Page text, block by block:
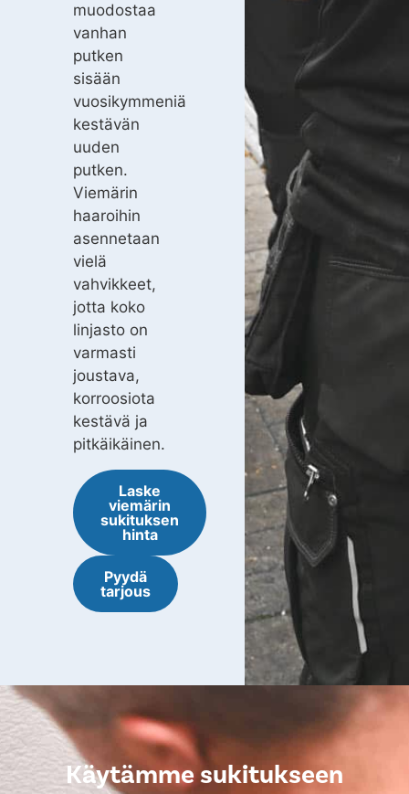
muodostaa
vanhan
putken
sisään
vuosikymmeniä
kestävän
uuden
putken.
Viemärin
haaroihin
asennetaan
vielä
vahvikkeet,
jotta koko
linjasto on
varmasti
joustava,
korroosiota
kestävä ja
pitkäikäinen.
Laske
viemärin
sukituksen
hinta
Pyydä
tarjous
Käytämme sukitukseen